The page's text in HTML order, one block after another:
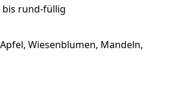
rund-füllig
Wiesenblumen, Mandeln,